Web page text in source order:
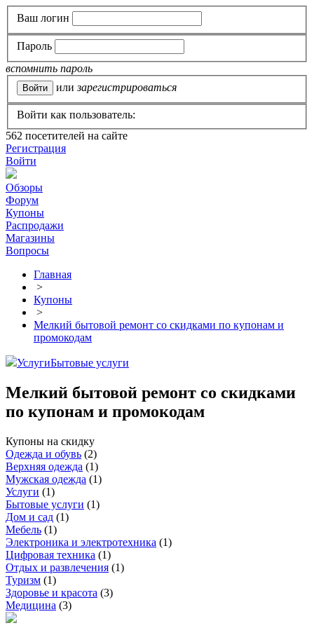
Ваш логин
Пароль
вспомнить пароль
или зарегистрироваться
Войти как пользователь:
562 посетителей на сайте
Регистрация
Войти
Обзоры
Форум
Купоны
Распродажи
Магазины
Вопросы
Главная
>
Купоны
>
Мелкий бытовой ремонт со скидками по купонам и
промокодам
УслугиБытовые услуги
Мелкий бытовой ремонт со скидками
по купонам и промокодам
Купоны на скидку
Одежда и обувь (2)
Верхняя одежда (1)
Мужская одежда (1)
Услуги (1)
Бытовые услуги (1)
Дом и сад (1)
Мебель (1)
Электроника и электротехника (1)
Цифровая техника (1)
Отдых и развлечения (1)
Туризм (1)
Здоровье и красота (3)
Медицина (3)